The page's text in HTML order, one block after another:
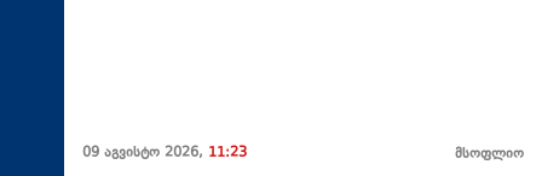
09 აგვისტო 2026, 11:23 მსოფლიო